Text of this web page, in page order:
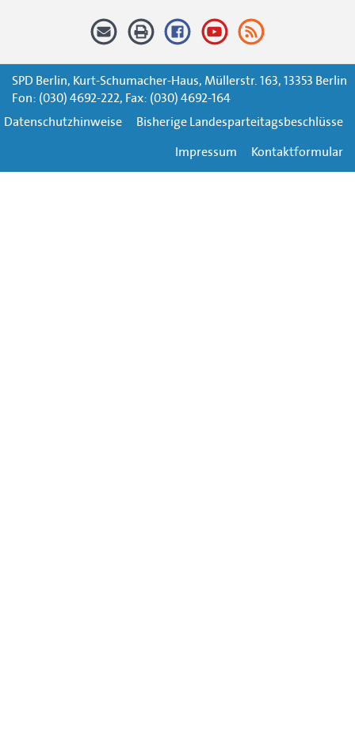
SPD Berlin, Kurt-Schumacher-Haus, Müllerstr. 163, 13353 Berlin
Fon: (030) 4692-222, Fax: (030) 4692-164
Datenschutzhinweise
Bisherige Landesparteitagsbeschlüsse
Impressum
Kontaktformular